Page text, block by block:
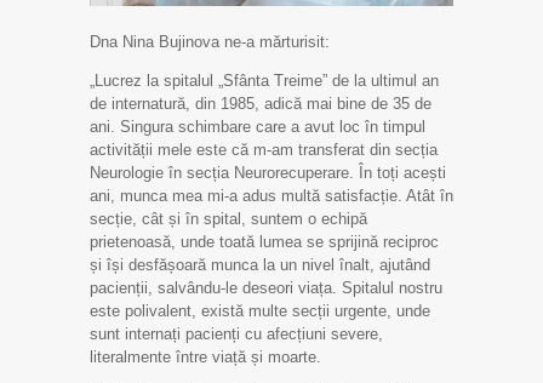
Dna Nina Bujinova ne-a mărturisit:
„Lucrez la spitalul „Sfânta Treime” de la ultimul an
de internatură, din 1985, adică mai bine de 35 de
ani. Singura schimbare care a avut loc în timpul
activității mele este că m-am transferat din secția
Neurologie în secția Neurorecuperare. În toți acești
ani, munca mea mi-a adus multă satisfacție. Atât în
​​secție, cât și în spital, suntem o echipă
prietenoasă, unde toată lumea se sprijină reciproc
și își desfășoară munca la un nivel înalt, ajutând
pacienții, salvându-le deseori viața. Spitalul nostru
este polivalent, există multe secții urgente, unde
sunt internați pacienți cu afecțiuni severe,
literalmente între viață și moarte.